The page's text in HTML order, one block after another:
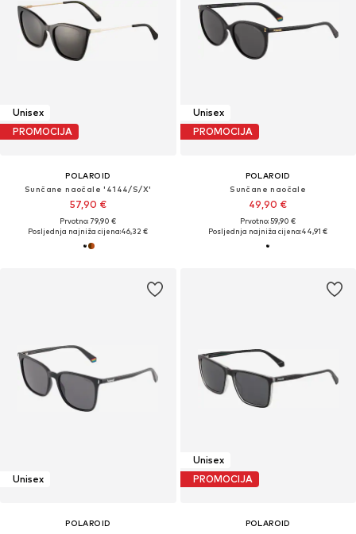
Unisex
PROMOCIJA
POLAROID
Sunčane naočale '4144/S/X'
57,90 €
Prvotno: 79,90 €
Posljednja najniža cijena:46,32 €
Unisex
PROMOCIJA
POLAROID
Sunčane naočale
49,90 €
Prvotno: 59,90 €
Posljednja najniža cijena:44,91 €
Unisex
POLAROID
Unisex
PROMOCIJA
POLAROID